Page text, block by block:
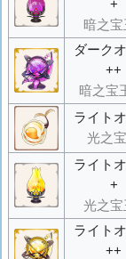
+
暗之宝
ダーク
++
暗之宝
ライト
光之
ライト
+
光之宝
ライト
++